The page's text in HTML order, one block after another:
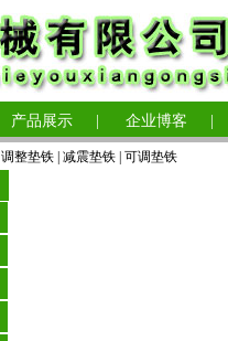
产品展示 企业博客
调整垫铁 减震垫铁 可调垫铁